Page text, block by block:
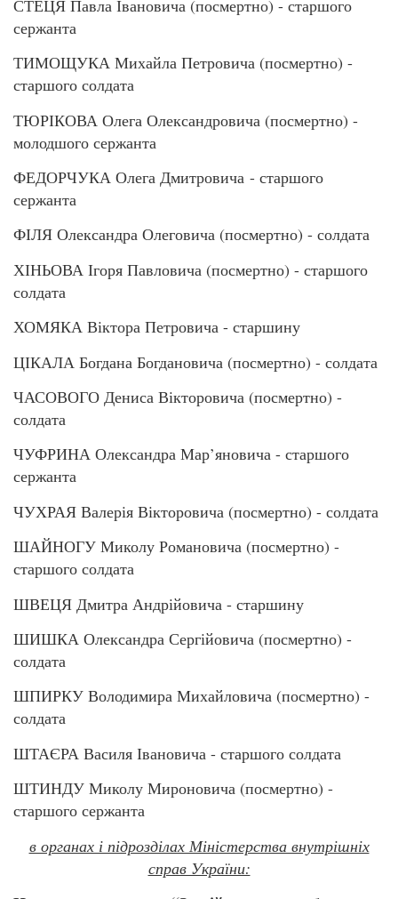
СТЕЦЯ Павла Івановича (посмертно) - старшого
сержанта
ТИМОЩУКА Михайла Петровича (посмертно) -
старшого солдата
ТЮРІКОВА Олега Олександровича (посмертно) -
молодшого сержанта
ФЕДОРЧУКА Олега Дмитровича - старшого
сержанта
ФІЛЯ Олександра Олеговича (посмертно) - солдата
ХІНЬОВА Ігоря Павловича (посмертно) - старшого
солдата
ХОМЯКА Віктора Петровича - старшину
ЦІКАЛА Богдана Богдановича (посмертно) - солдата
ЧАСОВОГО Дениса Вікторовича (посмертно) -
солдата
ЧУФРИНА Олександра Мар’яновича - старшого
сержанта
ЧУХРАЯ Валерія Вікторовича (посмертно) - солдата
ШАЙНОГУ Миколу Романовича (посмертно) -
старшого солдата
ШВЕЦЯ Дмитра Андрійовича - старшину
ШИШКА Олександра Сергійовича (посмертно) -
солдата
ШПИРКУ Володимира Михайловича (посмертно) -
солдата
ШТАЄРА Василя Івановича - старшого солдата
ШТИНДУ Миколу Мироновича (посмертно) -
старшого сержанта
в органах і підрозділах Міністерства внутрішніх
справ України: